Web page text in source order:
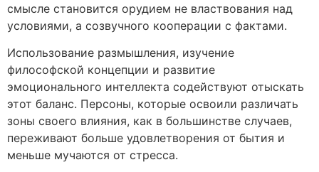
смысле становится орудием не властвования над
условиями, а созвучного кооперации с фактами.
Использование размышления, изучение
философской концепции и развитие
эмоционального интеллекта содействуют отыскать
этот баланс. Персоны, которые освоили различать
зоны своего влияния, как в большинстве случаев,
переживают больше удовлетворения от бытия и
меньше мучаются от стресса.